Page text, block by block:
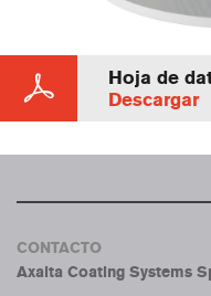
Hoja de
Descargar
CONTACTO
Axalta Coating Systems